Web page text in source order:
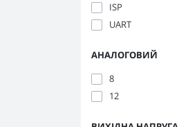
ISP
UART
АНАЛОГОВИЙ
8
12